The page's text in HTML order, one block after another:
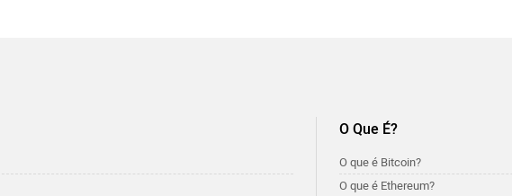
O Que É?
O que é Bitcoin?
O que é Ethereum?